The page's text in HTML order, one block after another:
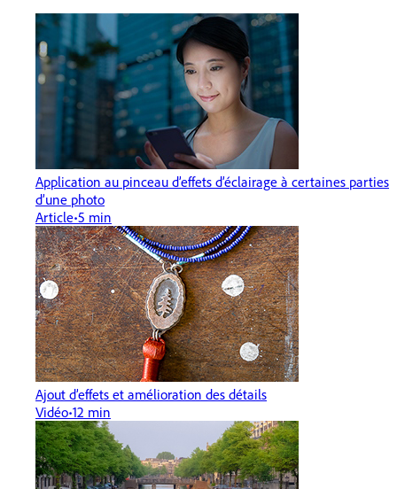
Application au pinceau d’effets d’éclairage à certaines parties
d’une photo
Article 5 min
Ajout d’effets et amélioration des détails
Vidéo 12 min